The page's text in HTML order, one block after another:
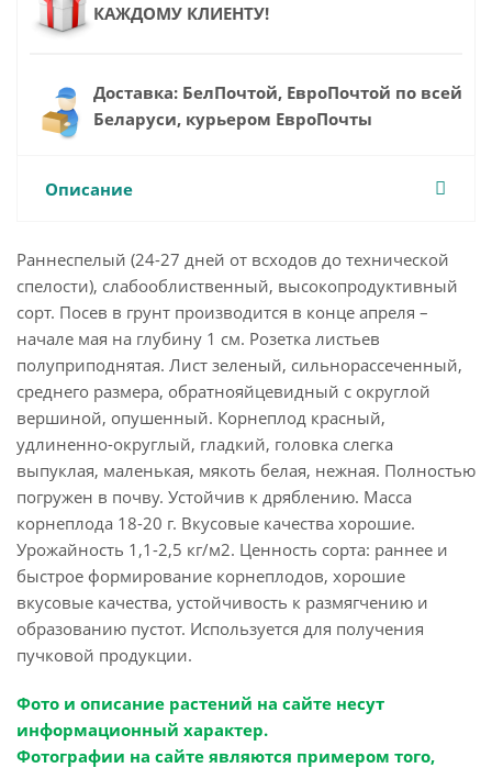
КАЖДОМУ КЛИЕНТУ!
Доставка: БелПочтой, ЕвроПочтой по всей
Беларуси, курьером ЕвроПочты
Описание
Раннеспелый (24-27 дней от всходов до технической
спелости), слабооблиственный, высокопродуктивный
сорт. Посев в грунт производится в конце апреля –
начале мая на глубину 1 см. Розетка листьев
полуприподнятая. Лист зеленый, сильнорассеченный,
среднего размера, обратнояйцевидный с округлой
вершиной, опушенный. Корнеплод красный,
удлиненно-округлый, гладкий, головка слегка
выпуклая, маленькая, мякоть белая, нежная. Полностью
погружен в почву. Устойчив к дряблению. Масса
корнеплода 18-20 г. Вкусовые качества хорошие.
Урожайность 1,1-2,5 кг/м2. Ценность сорта: раннее и
быстрое формирование корнеплодов, хорошие
вкусовые качества, устойчивость к размягчению и
образованию пустот. Используется для получения
пучковой продукции.
Фото и описание растений на сайте несут
информационный характер.
Фотографии на сайте являются примером того,